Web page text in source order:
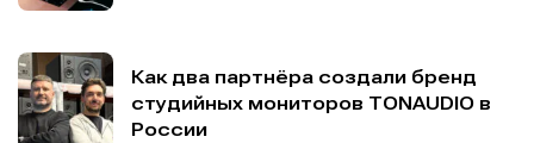
Как два партнёра создали бренд
студийных мониторов TONAUDIO в
России